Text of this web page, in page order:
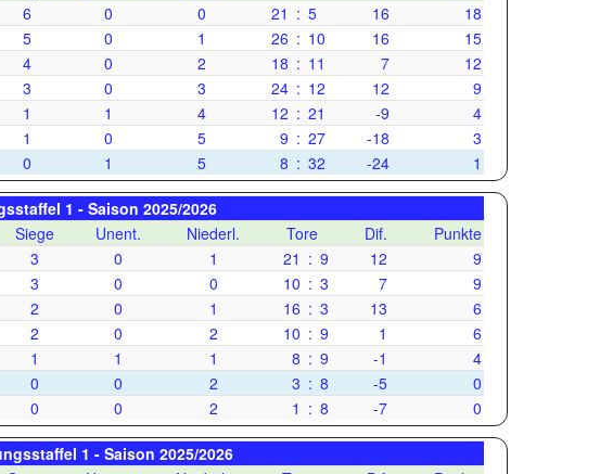
6 0 0 21 : 5 16
18
5 0 1 26 : 10 16
15
4 0 2 18 : 11 7
12
3 0 3 24 : 12 12
9
1 1 4 12 : 21 -9
4
1 0 5 9 : 27 -18
3
0 1 5 8 : 32 -24 1
1 - Saison 2025/2026
Siege Unent. Niederl. Tore Dif.
Punkte
3 0 1 21 : 9 12
9
3 0 0 10 : 3 7
9
2 0 1 16 : 3 13
6
2 0 2 10 : 9 1
6
1 1 1 8 : 9 -1
4
0 0 2 3 : 8 -5
0
0 0 2 1 : 8 -7 0
1 - Saison 2025/2026